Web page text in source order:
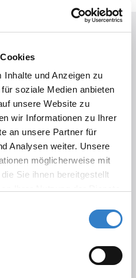
und Anzeigen zu
soziale Medien anbieten
unsere Website zu
wir Informationen zu Ihrer
an unsere Partner für
Analysen weiter. Unsere
möglicherweise mit
Sie ihnen bereitgestellt
PRODUKTE
im Einsatz